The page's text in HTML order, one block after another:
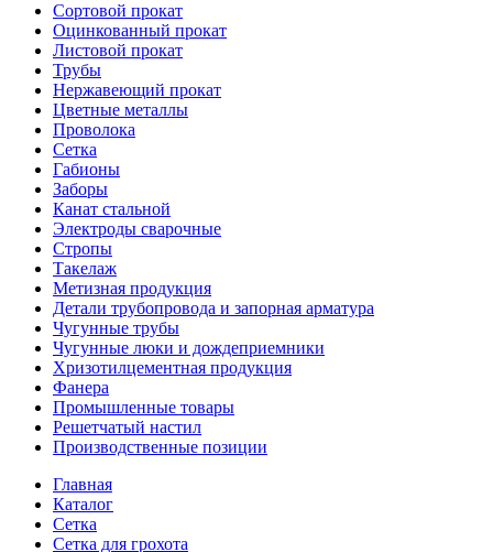
Сортовой прокат
Оцинкованный прокат
Листовой прокат
Трубы
Нержавеющий прокат
Цветные металлы
Проволока
Сетка
Габионы
Заборы
Канат стальной
Электроды сварочные
Стропы
Такелаж
Метизная продукция
Детали трубопровода и запорная арматура
Чугунные трубы
Чугунные люки и дождеприемники
Хризотилцементная продукция
Фанера
Промышленные товары
Решетчатый настил
Производственные позиции
Главная
Каталог
Сетка
Сетка для грохота